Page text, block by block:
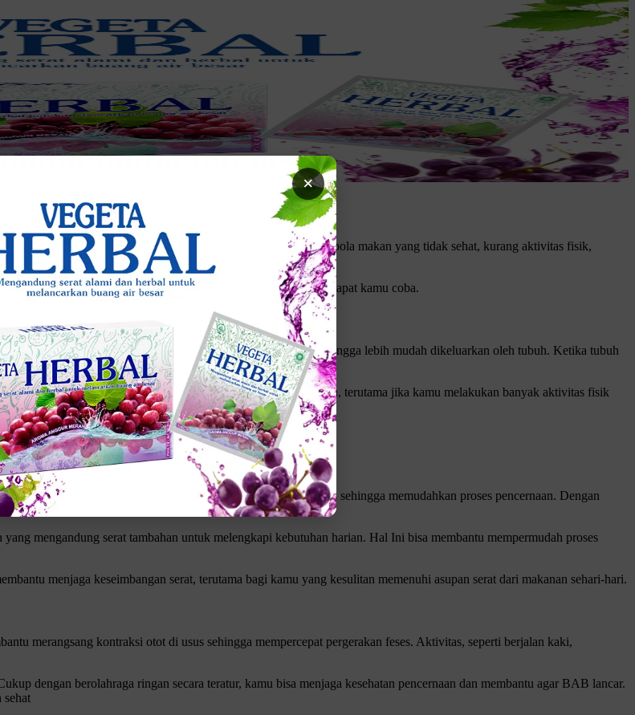
×
untuk lihat produk unggulan kami
Gangguan ini bisa disebabkan oleh berbagai faktor, seperti pola makan yang tidak sehat, kurang aktivitas fisik,
bergantung pada obat-obatan. Berikut adalah tips alami yang dapat kamu coba.
yang cukup setiap hari. Air membantu melunakkan feses sehingga lebih mudah dikeluarkan oleh tubuh. Ketika tubuh
menyebabkan sembelit.
hari. Jumlah ini bisa disesuaikan dengan kebutuhan tubuh kamu, terutama jika kamu melakukan banyak aktivitas fisik
sayuran, dan biji-bijian membantu menambah massa feses sehingga memudahkan proses pencernaan. Dengan
mengandung serat tambahan untuk melengkapi kebutuhan harian. Hal Ini bisa membantu mempermudah proses
menjaga keseimbangan serat, terutama bagi kamu yang kesulitan memenuhi asupan serat dari makanan sehari-hari.
merangsang kontraksi otot di usus sehingga mempercepat pergerakan feses. Aktivitas, seperti berjalan kaki,
dengan berolahraga ringan secara teratur, kamu bisa menjaga kesehatan pencernaan dan membantu agar BAB lancar.
sehat